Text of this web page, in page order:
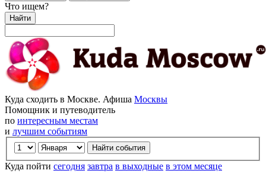
Что ищем?
Найти
Куда сходить в Москве. Афиша Москвы
Помощник и путеводитель
по интересным местам
и лучшим событиям
Куда пойти сегодня завтра в выходные в этом месяце